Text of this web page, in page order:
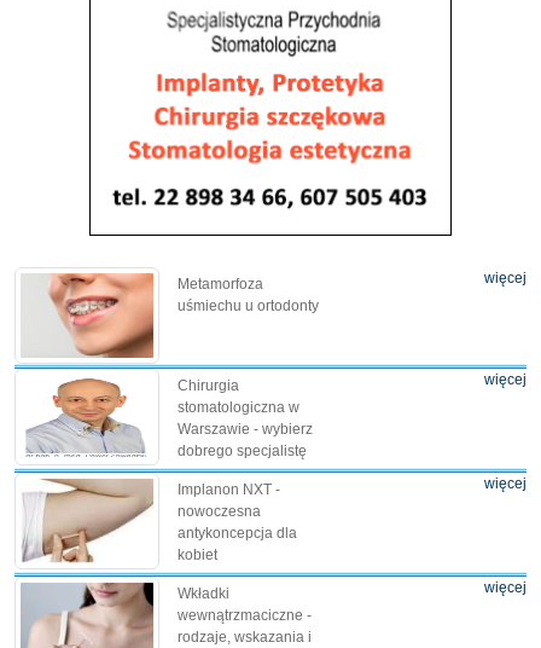
Metamorfoza
uśmiechu u ortodonty
więcej
Chirurgia
stomatologiczna w
Warszawie - wybierz
dobrego specjalistę
więcej
Implanon NXT -
nowoczesna
antykoncepcja dla
kobiet
więcej
Wkładki
wewnątrzmaciczne -
rodzaje, wskazania i
więcej